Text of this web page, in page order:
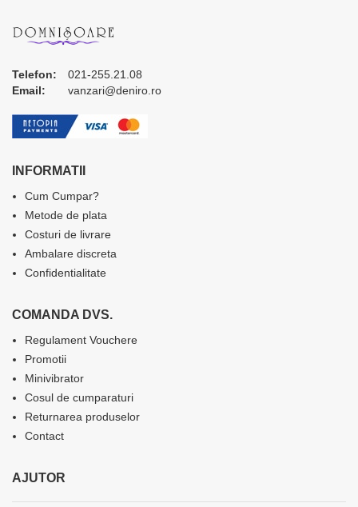
Telefon:
021-255.21.08
Email:
vanzari@deniro.ro
INFORMATII
Cum Cumpar?
Metode de plata
Costuri de livrare
Ambalare discreta
Confidentialitate
COMANDA DVS.
Regulament Vouchere
Promotii
Minivibrator
Cosul de cumparaturi
Returnarea produselor
Contact
AJUTOR